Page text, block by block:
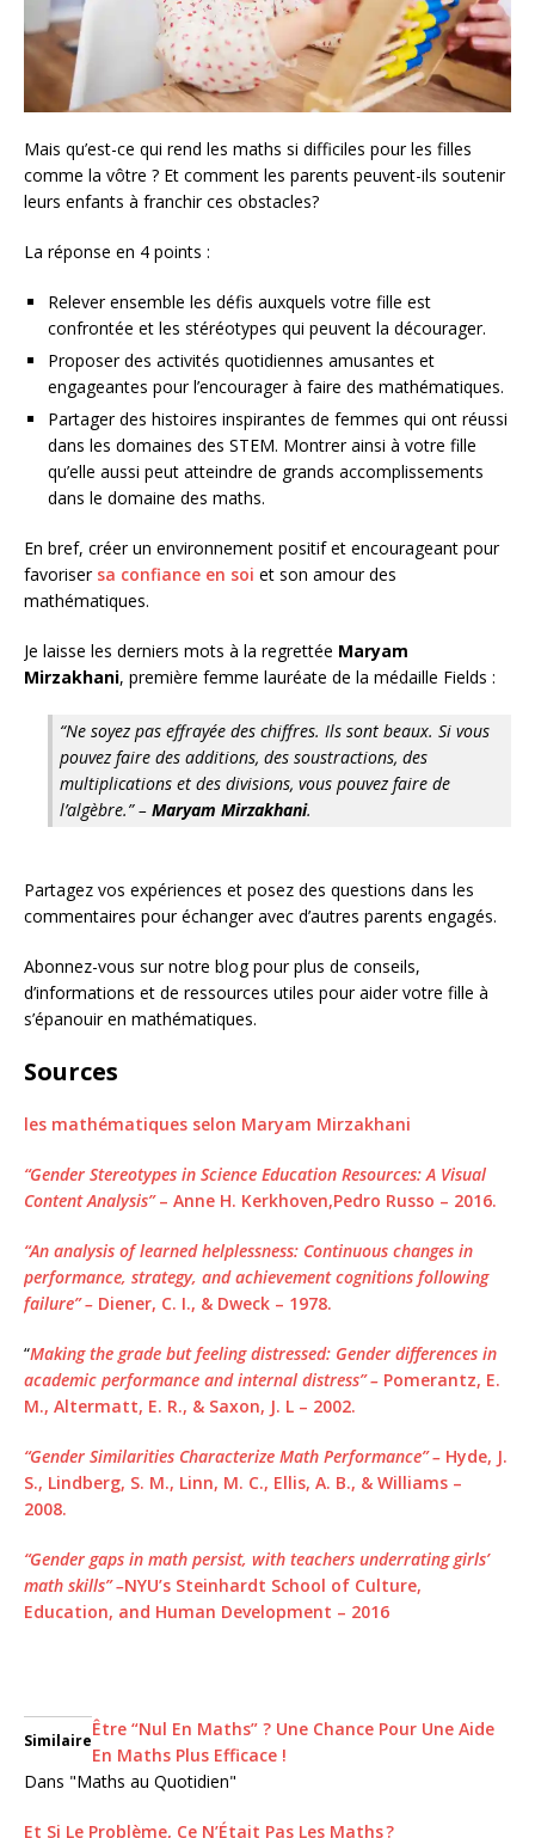
Mais qu’est-ce qui rend les maths si difficiles pour les filles
comme la vôtre ? Et comment les parents peuvent-ils soutenir
leurs enfants à franchir ces obstacles?
La réponse en 4 points :
Relever ensemble les défis auxquels votre fille est
confrontée et les stéréotypes qui peuvent la décourager.
Proposer des activités quotidiennes amusantes et
engageantes pour l’encourager à faire des mathématiques.
Partager des histoires inspirantes de femmes qui ont réussi
dans les domaines des STEM. Montrer ainsi à votre fille
qu’elle aussi peut atteindre de grands accomplissements
dans le domaine des maths.
En bref, créer un environnement positif et encourageant pour
favoriser sa confiance en soi et son amour des
mathématiques.
Je laisse les derniers mots à la regrettée Maryam
Mirzakhani, première femme lauréate de la médaille Fields :
“Ne soyez pas effrayée des chiffres. Ils sont beaux. Si vous
pouvez faire des additions, des soustractions, des
multiplications et des divisions, vous pouvez faire de
l’algèbre.” – Maryam Mirzakhani.
Partagez vos expériences et posez des questions dans les
commentaires pour échanger avec d’autres parents engagés.
Abonnez-vous sur notre blog pour plus de conseils,
d’informations et de ressources utiles pour aider votre fille à
s’épanouir en mathématiques.
Sources
les mathématiques selon Maryam Mirzakhani
“Gender Stereotypes in Science Education Resources: A Visual
Content Analysis”– Anne H. Kerkhoven,Pedro Russo – 2016.
“An analysis of learned helplessness: Continuous changes in
performance, strategy, and achievement cognitions following
failure” – Diener, C. I., & Dweck – 1978.
“Making the grade but feeling distressed: Gender differences in
academic performance and internal distress” – Pomerantz, E.
M., Altermatt, E. R., & Saxon, J. L – 2002.
“Gender Similarities Characterize Math Performance” – Hyde, J.
S., Lindberg, S. M., Linn, M. C., Ellis, A. B., & Williams –
2008.
“Gender gaps in math persist, with teachers underrating girls’
math skills” –NYU’s Steinhardt School of Culture,
Education, and Human Development – 2016
Similaire
Être “Nul En Maths” ? Une Chance Pour Une Aide
En Maths Plus Efficace !
Dans "Maths au Quotidien"
Et Si Le Problème, Ce N’Était Pas Les Maths ?